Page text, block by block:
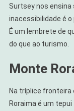
Surtsey nos ensina
inacessibilidade é
É um lembrete de
do que ao turismo.
Monte
Na tríplice fronteira
Roraima é um